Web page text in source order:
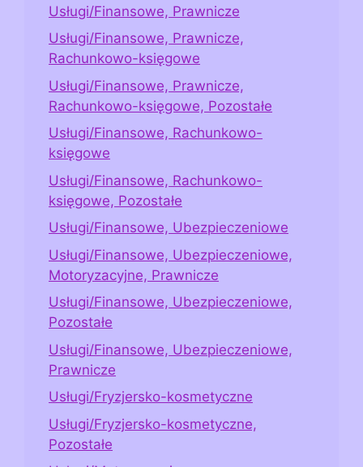
Usługi/Finansowe, Prawnicze
Usługi/Finansowe, Prawnicze,
Rachunkowo-księgowe
Usługi/Finansowe, Prawnicze,
Rachunkowo-księgowe, Pozostałe
Usługi/Finansowe, Rachunkowo-
księgowe
Usługi/Finansowe, Rachunkowo-
księgowe, Pozostałe
Usługi/Finansowe, Ubezpieczeniowe
Usługi/Finansowe, Ubezpieczeniowe,
Motoryzacyjne, Prawnicze
Usługi/Finansowe, Ubezpieczeniowe,
Pozostałe
Usługi/Finansowe, Ubezpieczeniowe,
Prawnicze
Usługi/Fryzjersko-kosmetyczne
Usługi/Fryzjersko-kosmetyczne,
Pozostałe